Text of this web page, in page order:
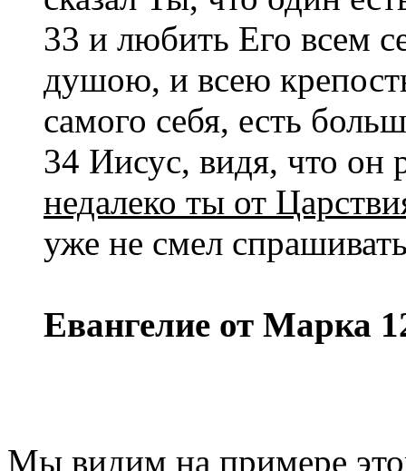
33 и любить Его всем
душою, и всею
самого себя, есть
34 Иисус, видя, что он
недалеко ты от
уже не смел
Евангелие от Марка
Мы видим на примере